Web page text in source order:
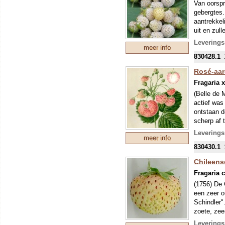
sterk
uitlopers
Onze
mei
eventuele
meer info
Van
uit en
de perzik
nieuwe
mei
eventuele
830428.1
meer info
Rosé-
Fragaria
(Belle de
actief was
ontstaan
scherp af
De aparte
nog
Onze
nieuwe
mei
eventuele
830430.1
Fragaria
(1756) De
een zeer
zoete,
wordt